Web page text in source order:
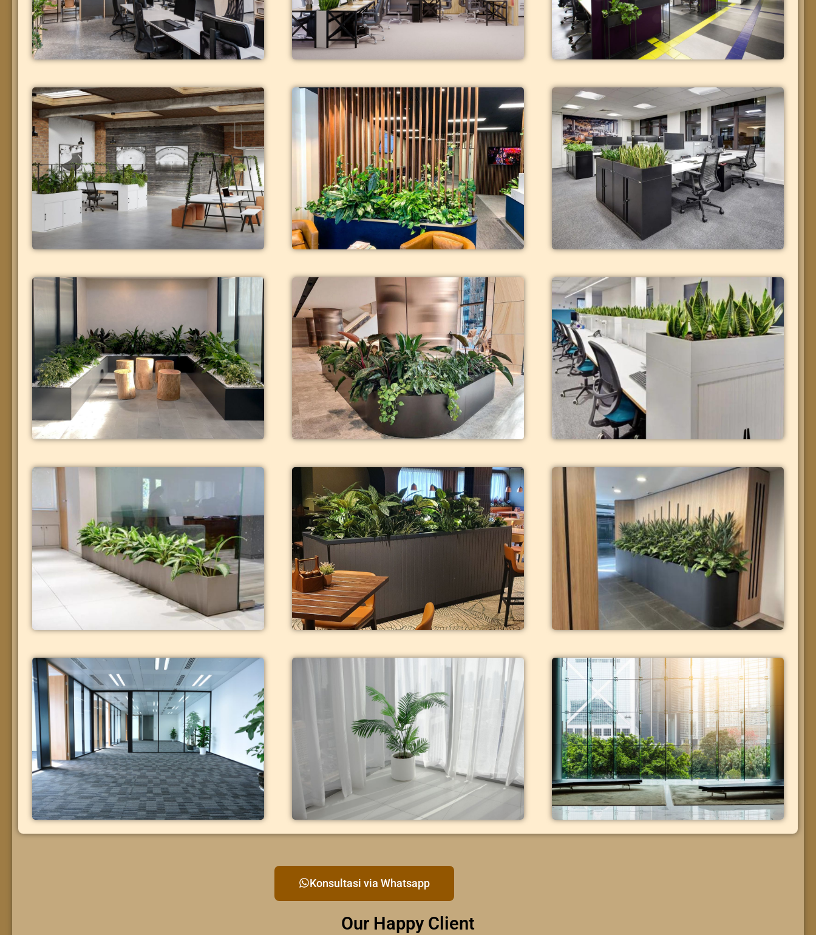
Konsultasi via Whatsapp
Our Happy Client